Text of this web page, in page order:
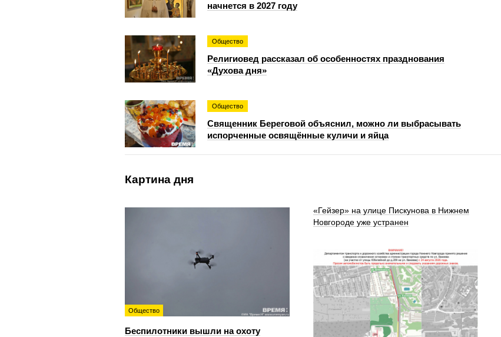
начнется в 2027 году
Общество
Религиовед рассказал об особенностях празднования
«Духова дня»
Общество
Священник Береговой объяснил, можно ли выбрасывать
испорченные освящённые куличи и яйца
Картина дня
Общество
Беспилотники вышли на охоту
«Гейзер» на улице Пискунова в Нижнем
Новгороде уже устранен